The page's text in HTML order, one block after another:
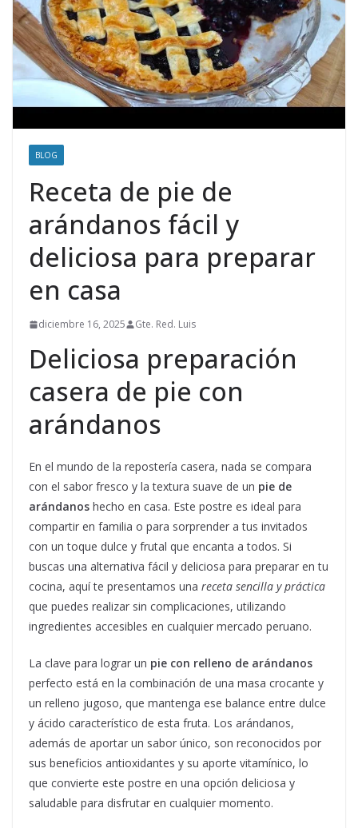
BLOG
Receta de pie de
arándanos fácil y
deliciosa para preparar
en casa
diciembre 16, 2025 Gte. Red. Luis
Deliciosa preparación
casera de pie con
arándanos
En el mundo de la repostería casera, nada se compara
con el sabor fresco y la textura suave de un pie de
arándanos hecho en casa. Este postre es ideal para
compartir en familia o para sorprender a tus invitados
con un toque dulce y frutal que encanta a todos. Si
buscas una alternativa fácil y deliciosa para preparar en tu
cocina, aquí te presentamos una receta sencilla y práctica
que puedes realizar sin complicaciones, utilizando
ingredientes accesibles en cualquier mercado peruano.
La clave para lograr un pie con relleno de arándanos
perfecto está en la combinación de una masa crocante y
un relleno jugoso, que mantenga ese balance entre dulce
y ácido característico de esta fruta. Los arándanos,
además de aportar un sabor único, son reconocidos por
sus beneficios antioxidantes y su aporte vitamínico, lo
que convierte este postre en una opción deliciosa y
saludable para disfrutar en cualquier momento.